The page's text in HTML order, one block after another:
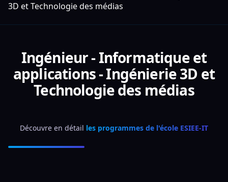
3D et Technologie des médias
Ingénieur - Informatique et
applications - Ingénierie 3D et
Technologie des médias
Découvre en détail les programmes de l'école ESIEE-IT